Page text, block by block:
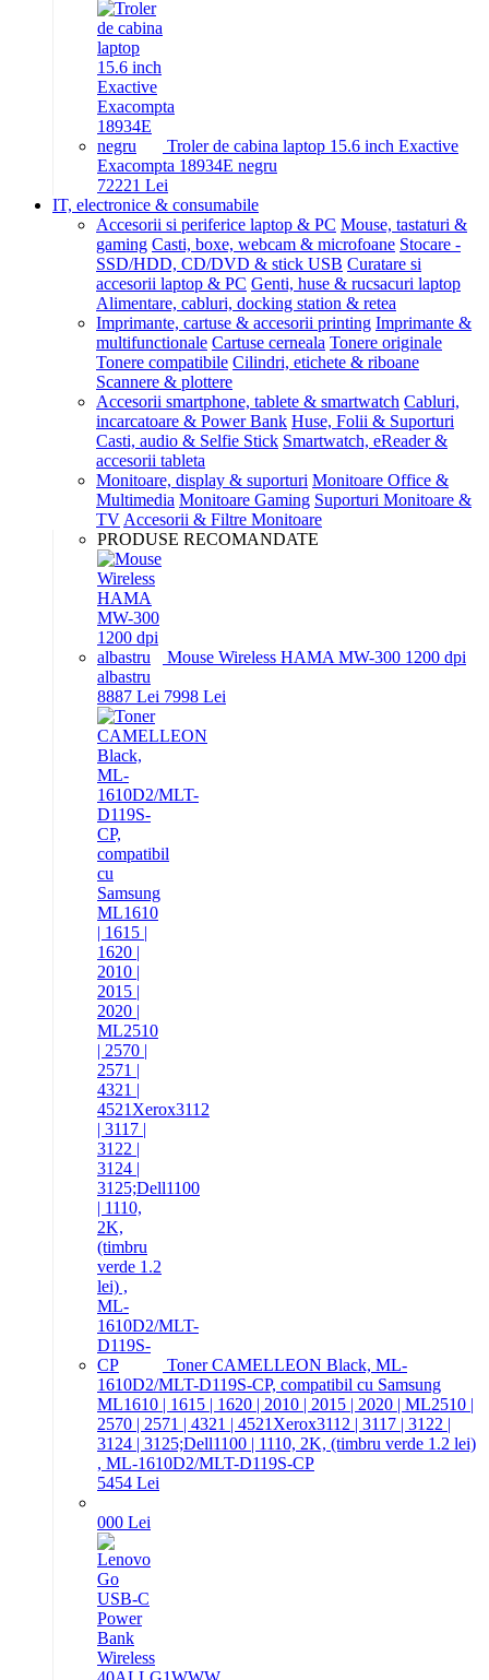
Troler de cabina laptop 15.6 inch Exactive
Exacompta 18934E negru
72221 Lei
IT, electronice & consumabile
Accesorii si periferice laptop & PC Mouse, tastaturi &
gaming Casti, boxe, webcam & microfoane Stocare -
SSD/HDD, CD/DVD & stick USB Curatare si
accesorii laptop & PC Genti, huse & rucsacuri laptop
Alimentare, cabluri, docking station & retea
Imprimante, cartuse & accesorii printing Imprimante &
multifunctionale Cartuse cerneala Tonere originale
Tonere compatibile Cilindri, etichete & riboane
Scannere & plottere
Accesorii smartphone, tablete & smartwatch Cabluri,
incarcatoare & Power Bank Huse, Folii & Suporturi
Casti, audio & Selfie Stick Smartwatch, eReader &
accesorii tableta
Monitoare, display & suporturi Monitoare Office &
Multimedia Monitoare Gaming Suporturi Monitoare &
TV Accesorii & Filtre Monitoare
PRODUSE RECOMANDATE
Mouse Wireless HAMA MW-300 1200 dpi
albastru
8887 Lei 7998 Lei
Toner CAMELLEON Black, ML-
1610D2/MLT-D119S-CP, compatibil cu Samsung
ML1610 | 1615 | 1620 | 2010 | 2015 | 2020 | ML2510 |
2570 | 2571 | 4321 | 4521Xerox3112 | 3117 | 3122 |
3124 | 3125;Dell1100 | 1110, 2K, (timbru verde 1.2 lei)
, ML-1610D2/MLT-D119S-CP
5454 Lei
000 Lei